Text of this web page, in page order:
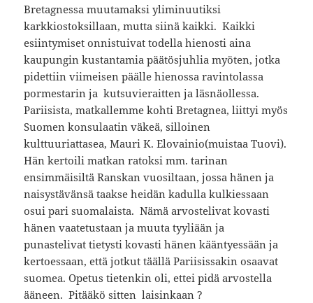
Bretagnessa muutamaksi yliminuutiksi
karkkiostoksillaan, mutta siinä kaikki. Kaikki
esiintymiset onnistuivat todella hienosti aina
kaupungin kustantamia päätösjuhlia myöten, jotka
pidettiin viimeisen päälle hienossa ravintolassa
pormestarin ja kutsuvieraitten ja läsnäollessa.
Pariisista, matkallemme kohti Bretagnea, liittyi myös
Suomen konsulaatin väkeä, silloinen
kulttuuriattasea, Mauri K. Elovainio(muistaa Tuovi).
Hän kertoili matkan ratoksi mm. tarinan
ensimmäisiltä Ranskan vuosiltaan, jossa hänen ja
naisystävänsä taakse heidän kadulla kulkiessaan
osui pari suomalaista. Nämä arvostelivat kovasti
hänen vaatetustaan ja muuta tyyliään ja
punastelivat tietysti kovasti hänen kääntyessään ja
kertoessaan, että jotkut täällä Pariisissakin osaavat
suomea. Opetus tietenkin oli, ettei pidä arvostella
ääneen. Pitääkö sitten laisinkaan ?